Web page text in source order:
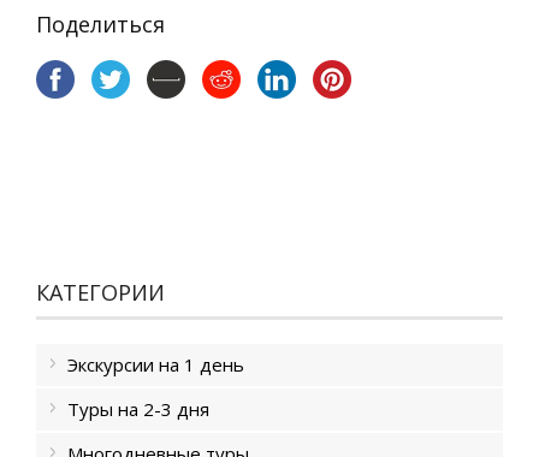
Поделиться
КАТЕГОРИИ
Экскурсии на 1 день
Туры на 2-3 дня